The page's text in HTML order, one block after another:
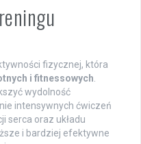
fizycznej, która
i fitnessowych
wydolność
intensywnych ćwiczeń
serca oraz układu
i bardziej efektywne